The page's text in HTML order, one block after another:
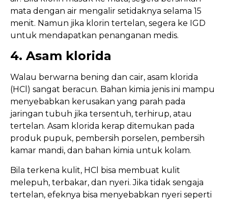
mata dengan air mengalir setidaknya selama 15
menit. Namun jika klorin tertelan, segera ke IGD
untuk mendapatkan penanganan medis.
4. Asam klorida
Walau berwarna bening dan cair, asam klorida
(HCl) sangat beracun. Bahan kimia jenis ini mampu
menyebabkan kerusakan yang parah pada
jaringan tubuh jika tersentuh, terhirup, atau
tertelan. Asam klorida kerap ditemukan pada
produk pupuk, pembersih porselen, pembersih
kamar mandi, dan bahan kimia untuk kolam.
Bila terkena kulit, HCl bisa membuat kulit
melepuh, terbakar, dan nyeri. Jika tidak sengaja
tertelan, efeknya bisa menyebabkan nyeri seperti